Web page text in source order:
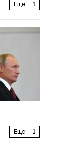
Еще 1
Еще 1